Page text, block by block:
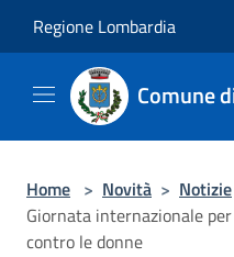
Regione Lombardia
Comune
Home > Novità > Notizie
Giornata internazionale
contro le donne